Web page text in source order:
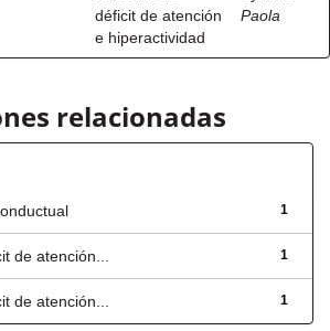
déficit de atención
e hiperactividad
Paola
relacionadas
1
1
de atención...
1
de atención...